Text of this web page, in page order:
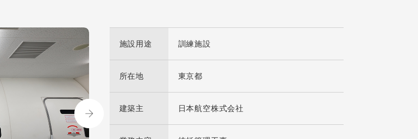
施設用途 訓練施設
所在地 東京都
建築主 日本航空株式会社